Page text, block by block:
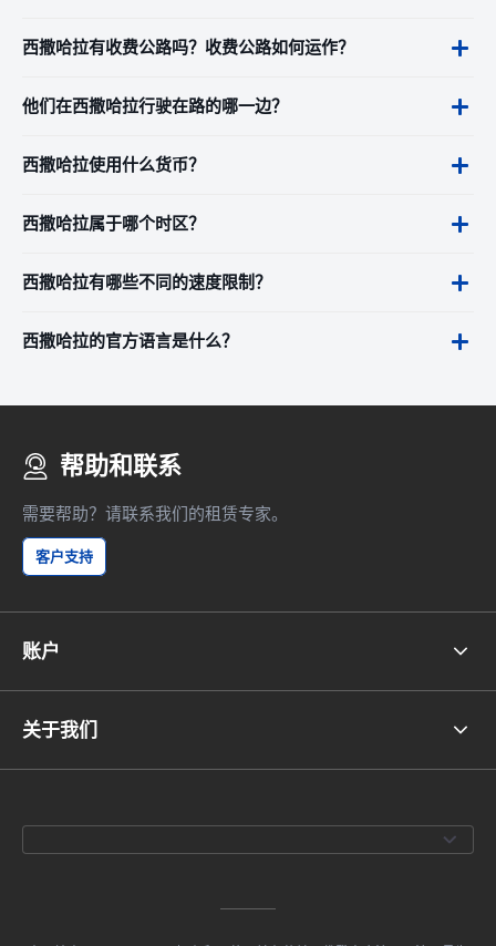
西撒哈拉有收费公路吗？收费公路如何运作？
他们在西撒哈拉行驶在路的哪一边？
西撒哈拉使用什么货币？
西撒哈拉属于哪个时区？
西撒哈拉有哪些不同的速度限制？
西撒哈拉的官方语言是什么？
帮助和联系
需要帮助？请联系我们的租赁专家。
客户支持
账户
关于我们